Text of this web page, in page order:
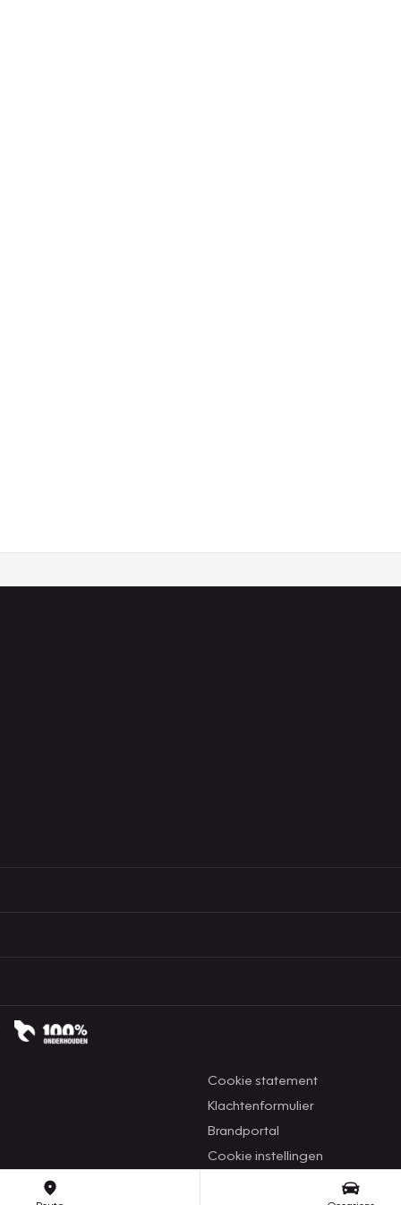
Cookie statement
Klachtenformulier
Brandportal
Cookie instellingen